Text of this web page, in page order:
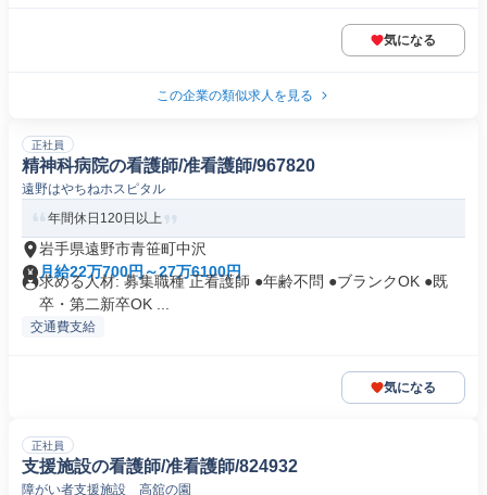
気になる
この企業の類似求人を見る
正社員
精神科病院の看護師/准看護師/967820
遠野はやちねホスピタル
年間休日120日以上
岩手県遠野市青笹町中沢
月給22万700円～27万6100円
求める人材: 募集職種 正看護師 ●年齢不問 ●ブランクOK ●既
卒・第二新卒OK ...
交通費支給
気になる
正社員
支援施設の看護師/准看護師/824932
障がい者支援施設 高舘の園